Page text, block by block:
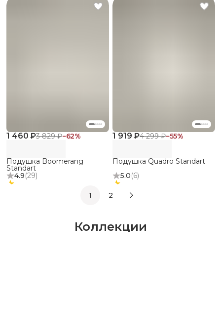
4.9(29)
1 460 ₽3 829 ₽−62%
Подушка Boomerang
Standart
5.0(6)
1 919 ₽4 299 ₽−55%
Подушка Quadro Standart
1 2
Коллекции